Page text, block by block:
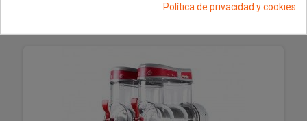
MÁS
Política de privacidad y cookies